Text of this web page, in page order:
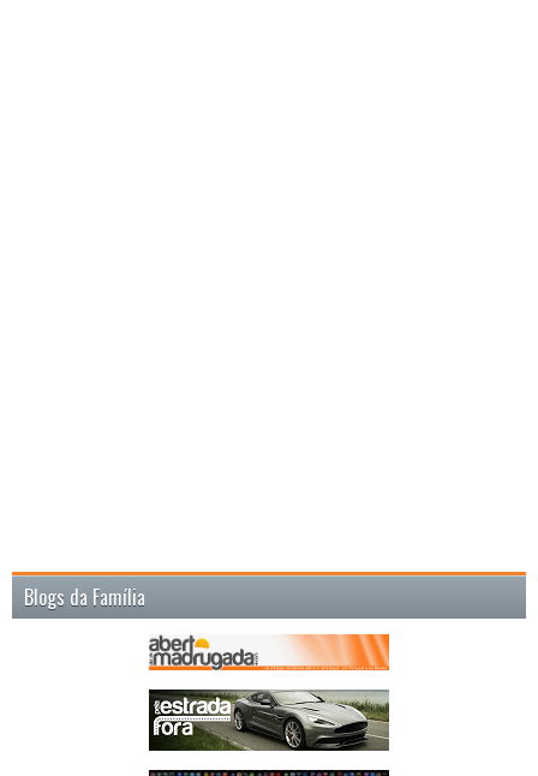
Blogs da Família